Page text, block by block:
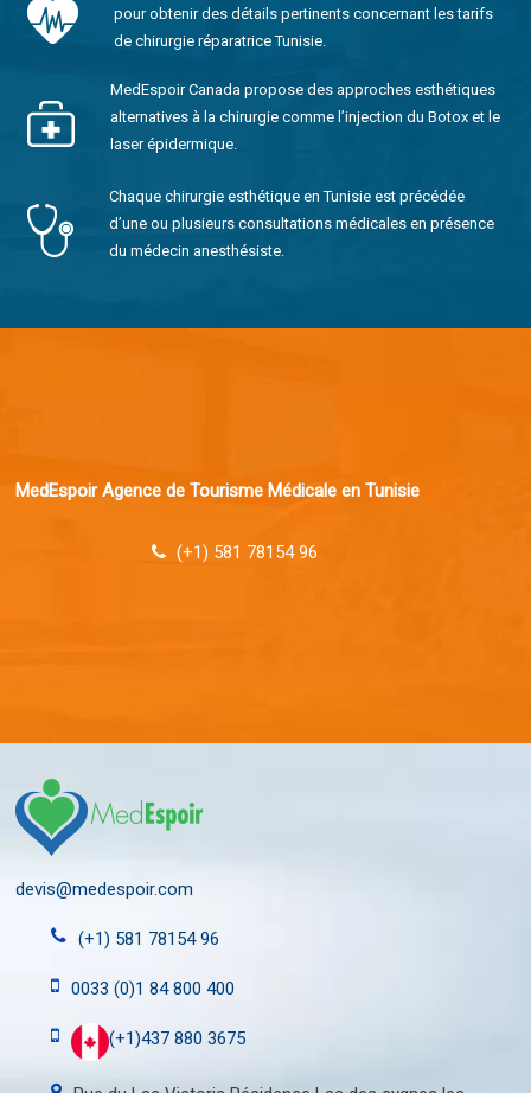
pour obtenir des détails pertinents concernant les tarifs
de chirurgie réparatrice Tunisie.
MedEspoir Canada propose des approches esthétiques
alternatives à la chirurgie comme l’injection du Botox et le
laser épidermique.
Chaque chirurgie esthétique en Tunisie est précédée
d’une ou plusieurs consultations médicales en présence
du médecin anesthésiste.
MedEspoir Agence de Tourisme Médicale en Tunisie
(+1) 581 78154 96
devis@medespoir.com
(+1) 581 78154 96
0033 (0)1 84 800 400
(+1)437 880 3675